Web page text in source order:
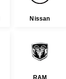
Nissan